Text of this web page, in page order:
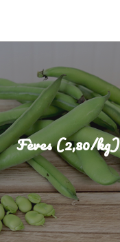
Fèves (2,80/kg)